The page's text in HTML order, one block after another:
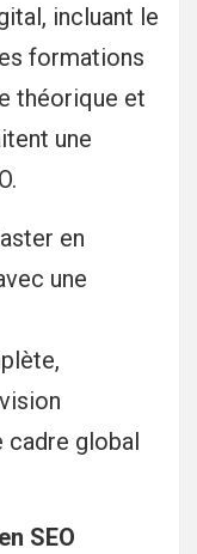
incluant le
formations
théorique et
une
en
une
cadre global
SEO